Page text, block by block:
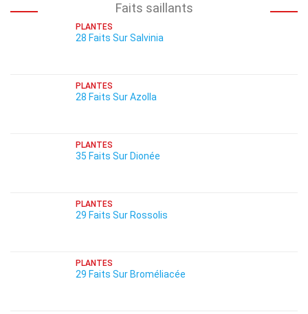
Faits saillants
PLANTES
28 Faits Sur Salvinia
PLANTES
28 Faits Sur Azolla
PLANTES
35 Faits Sur Dionée
PLANTES
29 Faits Sur Rossolis
PLANTES
29 Faits Sur Broméliacée